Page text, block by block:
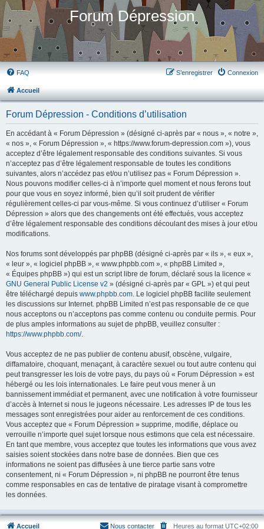
Forum Dépression
FAQ Connexion
S’enregistrer
Accueil
Forum Dépression - Conditions d’utilisation
En accédant à « Forum Dépression » (désigné ci-après par « nous », « notre »,
« nos », « Forum Dépression », « https://www.forum-depression.com »), vous
acceptez d’être légalement responsable des conditions suivantes. Si vous
n’acceptez pas d’être légalement responsable de toutes les conditions
suivantes, alors n’accédez pas et/ou n’utilisez pas « Forum Dépression ».
Nous pouvons modifier celles-ci à n’importe quel moment et nous ferons tout
pour que vous en soyez informé, bien qu’il soit prudent de vérifier
régulièrement celles-ci par vous-même. Si vous continuez d’utiliser « Forum
Dépression » alors que des changements ont été effectués, vous acceptez
d’être légalement responsable des conditions découlant des mises à jour et/ou
modifications.
Nos forums sont développés par phpBB (désigné ci-après par « ils », « eux »,
« leur », « logiciel phpBB », « www.phpbb.com », « phpBB Limited »,
« Équipes phpBB ») qui est un script libre de forum, déclaré sous la licence «
GNU General Public License v2 » (désigné ci-après par « GPL ») et qui peut
être téléchargé depuis www.phpbb.com. Le logiciel phpBB facilite seulement
les discussions sur Internet. phpBB Limited n’est pas responsable de ce que
nous acceptons ou n’acceptons pas comme contenu ou conduite permis. Pour
de plus amples informations au sujet de phpBB, veuillez consulter :
https://www.phpbb.com/.
Vous acceptez de ne pas publier de contenu abusif, obscène, vulgaire,
diffamatoire, choquant, menaçant, à caractère sexuel ou tout autre contenu qui
peut transgresser les lois de votre pays, du pays où « Forum Dépression » est
hébergé ou les lois internationales. Le faire peut vous mener à un
bannissement immédiat et permanent, avec une notification à votre fournisseur
d’accès à Internet si nous le jugeons nécessaire. Les adresses IP de tous les
messages sont enregistrées pour aider au renforcement de ces conditions.
Vous acceptez que « Forum Dépression » supprime, modifie, déplace ou
verrouille n’importe quel sujet lorsque nous estimons que cela est nécessaire.
En tant que membre, vous acceptez que toutes les informations que vous avez
saisies soient stockées dans notre base de données. Bien que ces
informations ne soient pas diffusées à une tierce partie sans votre
consentement, ni « Forum Dépression », ni phpBB ne pourront être tenus
comme responsables en cas de tentative de piratage visant à compromettre
les données.
Accueil Heures au format UTC+02:00
Nous contacter